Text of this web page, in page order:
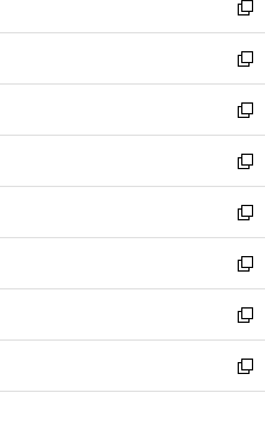
で
開
く
ド
ウ
で
開
く
ィ
ン
ド
ウ
で
開
く
い
ウ
ィ
ン
ド
ウ
で
開
く
新
し
い
ウ
ィ
ン
ド
ウ
で
開
く
新
し
い
ウ
ィ
ン
ド
ウ
で
開
く
新
し
い
ウ
ィ
ン
ド
ウ
で
開
く
新
し
い
ウ
ィ
ン
ド
ウ
で
開
新
し
い
ウ
ィ
ン
ド
ウ
新
し
い
ウ
ィ
ン
新
し
い
ウ
新
し